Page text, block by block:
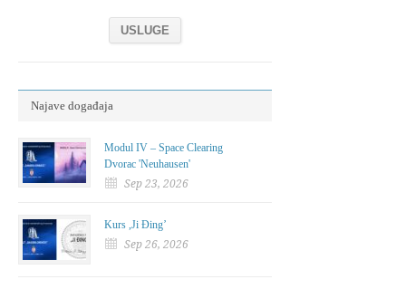
USLUGE
Najave događaja
Modul IV – Space Clearing
Dvorac 'Neuhausen'
Sep 23, 2026
Kurs ,Ji Đing’
Sep 26, 2026